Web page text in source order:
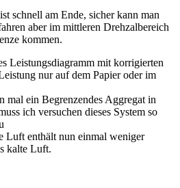
schnell am Ende, sicher kann man
aber im mittleren Drehzalbereich
kommen.
Leistungsdiagramm mit korrigierten
nur auf dem Papier oder im
mal ein Begrenzendes Aggregat in
ich versuchen dieses System so
Luft enthält nun einmal weniger
kalte Luft.